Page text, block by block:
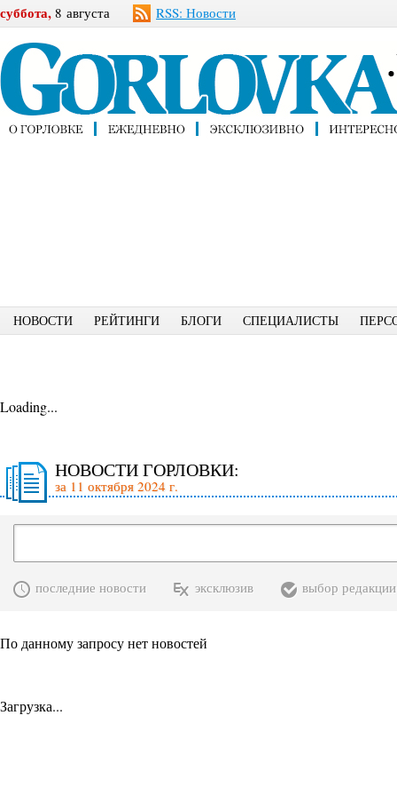
суббота, 8 августа RSS: Новости
НОВОСТИ РЕЙТИНГИ БЛОГИ СПЕЦИАЛИСТЫ
Loading...
НОВОСТИ ГОРЛОВКИ:
за 11 октября 2024 г.
последние новости эксклюзив выбор редакции
По данному запросу нет новостей
Загрузка...